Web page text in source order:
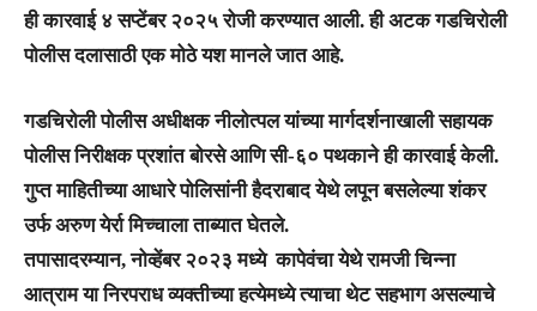
ही कारवाई ४ सप्टेंबर २०२५ रोजी करण्यात आली. ही अटक गडचिरोली
पोलीस दलासाठी एक मोठे यश मानले जात आहे.
गडचिरोली पोलीस अधीक्षक नीलोत्पल यांच्या मार्गदर्शनाखाली सहायक
पोलीस निरीक्षक प्रशांत बोरसे आणि सी-६० पथकाने ही कारवाई केली.
गुप्त माहितीच्या आधारे पोलिसांनी हैदराबाद येथे लपून बसलेल्या शंकर
उर्फ अरुण येर्रा मिच्चाला ताब्यात घेतले.
तपासादरम्यान, नोव्हेंबर २०२३ मध्ये कापेवंचा येथे रामजी चिन्ना
आत्राम या निरपराध व्यक्तीच्या हत्येमध्ये त्याचा थेट सहभाग असल्याचे